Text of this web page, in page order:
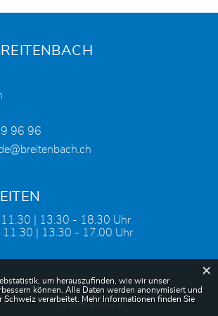
96 96
| 13.30 - 18.30 Uhr
| 13.30 - 17.00 Uhr
Datenschutz
um herauszufinden, wie wir unser
können. Alle Daten werden anonymisiert und
Schweiz verarbeitet. Mehr Informationen finden Sie
×